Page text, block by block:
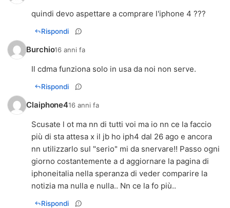
quindi devo aspettare a comprare l'iphone 4 ???
Rispondi
Burchio16 anni fa
Il cdma funziona solo in usa da noi non serve.
Rispondi
Claiphone416 anni fa
Scusate l ot ma nn di tutti voi ma io nn ce la faccio
più di sta attesa x il jb ho iph4 dal 26 ago e ancora
nn utilizzarlo sul "serio" mi da snervare!! Passo ogni
giorno costantemente a d aggiornare la pagina di
iphoneitalia nella speranza di veder comparire la
notizia ma nulla e nulla.. Nn ce la fo più..
Rispondi